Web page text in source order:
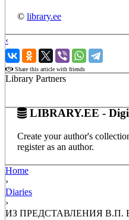
© library.ee
‹
›
Share this article with friends
Library Partners
LIBRARY.EE -
Create your author's
register as an author.
Home
›
Diaries
›
ИЗ ПРЕДСТАВЛЕНИЯ В.П.